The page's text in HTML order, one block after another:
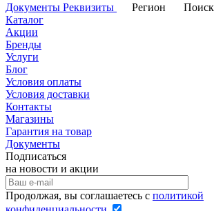
Документы Реквизиты Регион Поиск
Каталог
Акции
Бренды
Услуги
Блог
Условия оплаты
Условия доставки
Контакты
Магазины
Гарантия на товар
Документы
Подписаться
на новости и акции
Продолжая, вы соглашаетесь с политикой